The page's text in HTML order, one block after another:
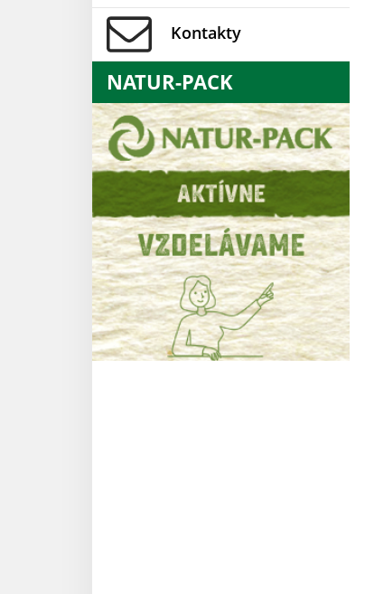
Kontakty
NATUR-PACK